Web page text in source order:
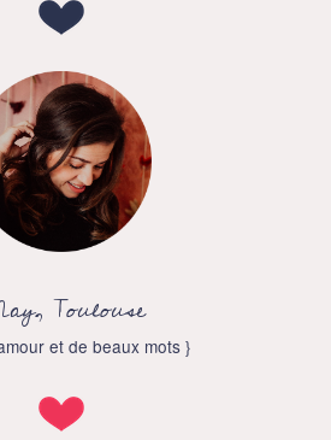
Toulouse
et de beaux mots }